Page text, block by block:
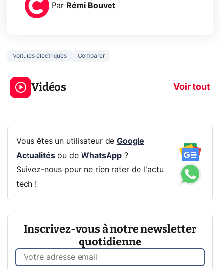
Par Rémi Bouvet
Voitures électriques Comparer
Vidéos Voir tout
5 générations de
jeux dans la
prochaine Xbox !
navigation
Vous êtes un utilisateur de Google
Actualitésou de WhatsApp?
Suivez-nous pour ne rien rater de l'actu
tech !
Inscrivez-vous à notre newsletter
quotidienne